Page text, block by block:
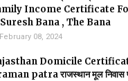
Income Certificate
Bana , The Bana
February 08, 2024
Domicile
patra राजस्थान मूल निवास